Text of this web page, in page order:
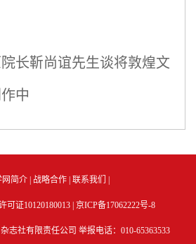
长靳尚谊先生谈将敦煌文
中
网简介| 战略合作| 联系我们
证10120180013 | 京ICP备17062222号-8
志社有限责任公司 举报电话：010-65363533